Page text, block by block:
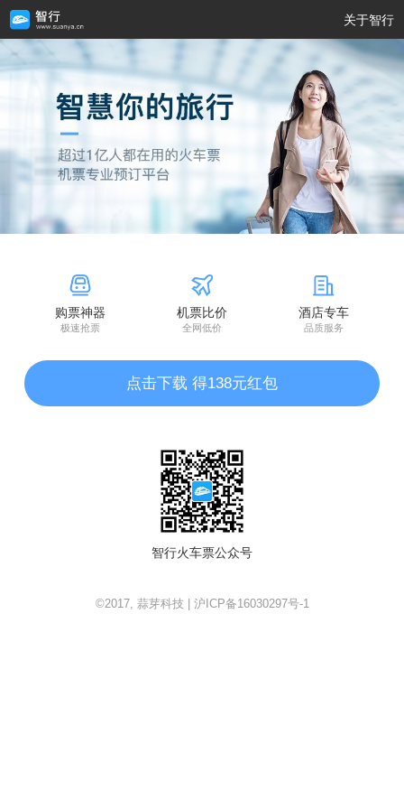
关于智行
购票神器
极速抢票
机票比价
全网低价
酒店专车
品质服务
点击下载 得138元红包
智行火车票公众号
©2017, 蒜芽科技 | 沪ICP备16030297号-1